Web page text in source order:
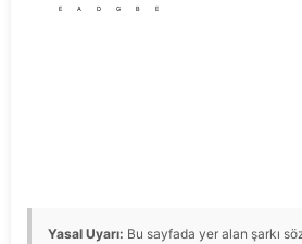
E A D G B E
Yasal Uyarı: Bu sayfada yer alan şarkı